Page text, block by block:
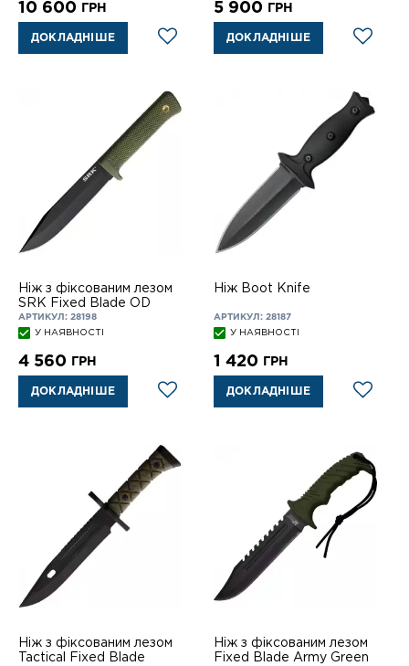
10 600 ГРН
ДОКЛАДНІШЕ
5 900 ГРН
ДОКЛАДНІШЕ
Ніж з фіксованим лезом
SRK Fixed Blade OD
АРТИКУЛ: 28198
У НАЯВНОСТІ
4 560 ГРН
ДОКЛАДНІШЕ
Ніж Boot Knife
АРТИКУЛ: 28187
У НАЯВНОСТІ
1 420 ГРН
ДОКЛАДНІШЕ
Ніж з фіксованим лезом
Tactical Fixed Blade
Ніж з фіксованим лезом
Fixed Blade Army Green